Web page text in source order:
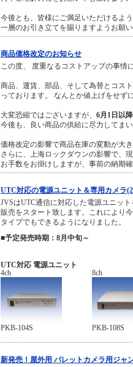
今後とも、皆様にご満足いただけるよ
一層のお引き立てを賜りますようお願い
商品価格改定のお知らせ
この度、 度重なるコストアップの事情
商品、運賃、部品、そして為替とコス
っております。 なんとか値上げをせず
大変恐縮ではございますが、 6月1日以
今後も、良い商品の供給に尽力してま
価格改定の影響で商品在庫の変動が大
さらに、上海ロックダウンの影響で、
お手数をお掛けしますが、事前の納期
UTC対応の電源ユニット＆専用カメラ
JVSはUTC通信に対応した電源ユニッ
販売をスタート致します。これにより
タイプでもできるようになりました。
■予定発売時期：8月中旬～
UTC対応 電源ユニット
4ch
8ch
PKB-104S PKB-108S
新発売！屋外用 バレットカメラ用ジャ